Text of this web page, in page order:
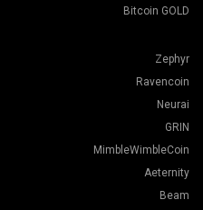
Bitcoin GOLD
Zephyr
Ravencoin
Neurai
GRIN
MimbleWimbleCoin
Aeternity
Beam